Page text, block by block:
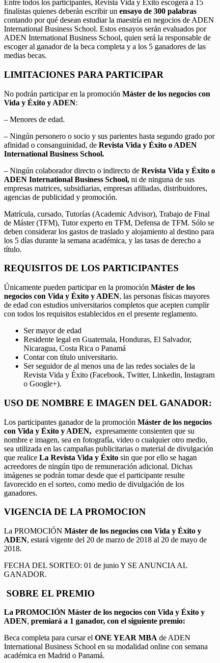
Entre todos los participantes, Revista Vida y Éxito escogerá a 15
finalistas quienes deberán escribir un ensayo de 300 palabras
contando por qué desean estudiar la maestría en negocios de ADEN
International Business School. Estos ensayos serán evaluados por
ADEN International Business School, quien será la responsable de
escoger al ganador de la beca completa y a los 5 ganadores de las
medias becas.
LIMITACIONES PARA PARTICIPAR
No podrán participar en la promoción Máster de los negocios con
Vida y Éxito y ADEN:
– Menores de edad.
– Ningún personero o socio y sus parientes hasta segundo grado por
afinidad o consanguinidad, de Revista Vida y Éxito o ADEN
International Business School.
– Ningún colaborador directo o indirecto de Revista Vida y Éxito o
ADEN International Business School, ni de ninguna de sus
empresas matrices, subsidiarias, empresas afiliadas, distribuidores,
agencias de publicidad y promoción.
Matrícula, cursado, Tutorías (Academic Advisor), Trabajo de Final
de Máster (TFM), Tutor experto en TFM, Defensa de TFM. Sólo se
deben considerar los gastos de traslado y alojamiento al destino para
los 5 días durante la semana académica, y las tasas de derecho a
título.
REQUISITOS DE LOS PARTICIPANTES
Únicamente pueden participar en la promoción Máster de los
negocios con Vida y Éxito y ADEN, las personas físicas mayores
de edad con estudios universitarios completos que acepten cumplir
con todos los requisitos establecidos en el presente reglamento.
Ser mayor de edad
Residente legal en Guatemala, Honduras, El Salvador,
Nicaragua, Costa Rica o Panamá
Contar con título universitario.
Ser seguidor de al menos una de las redes sociales de la
Revista Vida y Éxito (Facebook, Twitter, Linkedin, Instagram
o Google+).
USO DE NOMBRE E IMAGEN DEL GANADOR:
Los participantes ganador de la promoción Máster de los negocios
con Vida y Éxito y ADEN, expresamente consienten que su
nombre e imagen, sea en fotografía, video o cualquier otro medio,
sea utilizada en las campañas publicitarias o material de divulgación
que realice La Revista Vida y Éxito sin que por ello se hagan
acreedores de ningún tipo de remuneración adicional. Dichas
imágenes se podrán tomar desde que el participante resulte
favorecido en el sorteo, como medio de divulgación de los
ganadores.
VIGENCIA DE LA PROMOCION
La PROMOCIÓN Máster de los negocios con Vida y Éxito y
ADEN, estará vigente del 20 de marzo de 2018 al 20 de mayo de
2018.
FECHA DEL SORTEO: 01 de junio Y SE ANUNCIA AL
GANADOR.
SOBRE EL PREMIO
La PROMOCIÓN Máster de los negocios con Vida y Éxito y
ADEN, premiará a 1 ganador, con el siguiente premio:
Beca completa para cursar el ONE YEAR MBA de ADEN
International Business School en su modalidad online con semana
académica en Madrid o Panamá.